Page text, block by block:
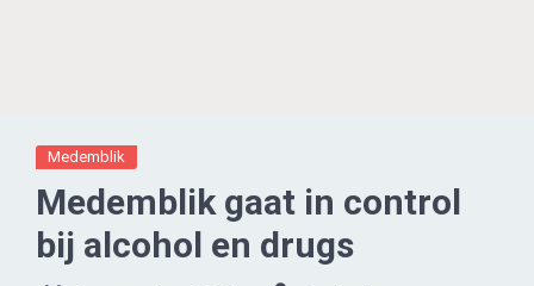
Medemblik
Medemblik gaat in control
bij alcohol en drugs